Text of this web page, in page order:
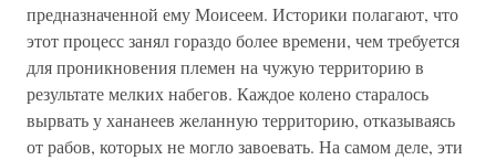
предназначенной ему Моисеем. Историки полагают, что
этот процесс занял гораздо более времени, чем требуется
для проникновения племен на чужую территорию в
результате мелких набегов. Каждое колено старалось
вырвать у хананеев желанную территорию, отказываясь
от рабов, которых не могло завоевать. На самом деле, эти